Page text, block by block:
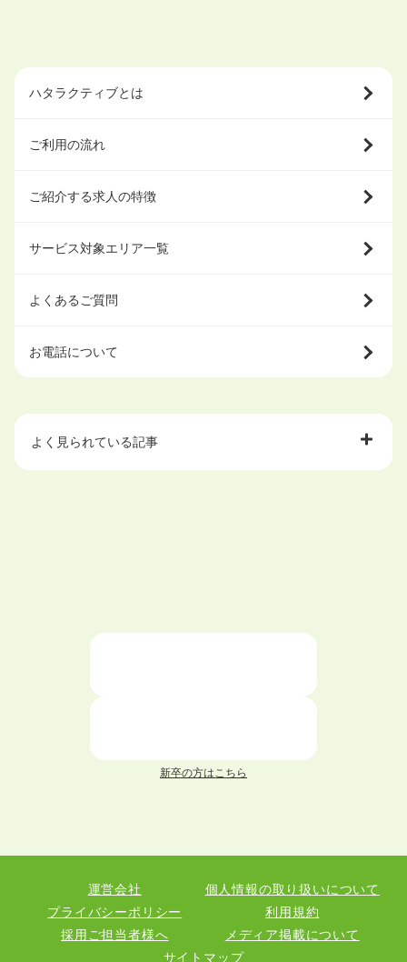
ハタラクティブとは
ご利用の流れ
ご紹介する求人の特徴
サービス対象エリア一覧
よくあるご質問
お電話について
よく見られている記事
仕事が続かない人の特徴と対処法を解説！
面接 記事一覧
職務経歴書 記事一覧
退職 記事一覧
新卒の方はこちら
運営会社
個人情報の取り扱いについて
プライバシーポリシー
利用規約
採用ご担当者様へ
メディア掲載について
サイトマップ